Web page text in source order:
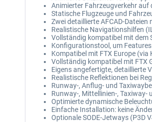
Animierter Fahrzeugverkehr auf
Statische Flugzeuge und
Zwei detaillierte AFCAD-
Realistische Navigationshilfen
Vollständig kompatibel mit dem
Konfigurationstool, um
Kompatibel mit FTX Europe
Vollständig kompatibel mit FTX
Eigens angefertigte, detaillierte
Realistische Reflektionen bei
Runway-, Anflug- und
Runway-, Mittellinien-,
Optimierte dynamische
Einfache Installation: keine
Optionale SODE-Jetways (P3D